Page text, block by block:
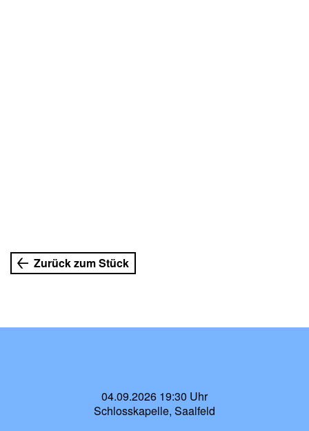
Zurück zum Stück
04.09.2026 19:30 Uhr
Schlosskapelle, Saalfeld